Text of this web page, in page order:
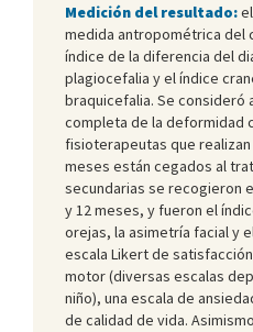
Medición del resultado:
medida antropométrica del
índice de la diferencia del
plagiocefalia y el índice
braquicefalia. Se consideró
completa de la deformidad
fisioterapeutas que
meses están cegados al
secundarias se recogieron
y 12 meses, y fueron el
orejas, la asimetría facial y
escala Likert de
motor (diversas escalas
niño), una escala de
de calidad de vida.